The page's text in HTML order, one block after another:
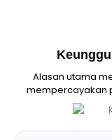
Alasan utama
mempercayakan